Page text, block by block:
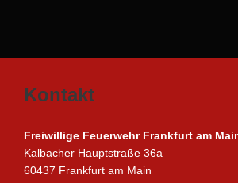
Kontakt
Freiwillige Feuerwehr Frankfurt am
Kalbacher Hauptstraße 36a
60437 Frankfurt am Main